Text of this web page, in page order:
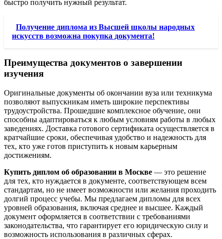
быстро получить нужный результат.
Получение диплома из Высшей школы народных
искусств возможна покупка документа!
Преимущества документов о завершении
изучения
Оригинальные документы об окончании вуза или техникума
позволяют выпускникам иметь широкие перспективы
трудоустройства. Прошедшие комплексное обучение, они
способны адаптироваться к любым условиям работы в любых
заведениях. Доставка готового сертификата осуществляется в
кратчайшие сроки, обеспечивая удобство и надежность для
тех, кто уже готов приступить к новым карьерным
достижениям.
Купить диплом об образовании в Москве — это решение
для тех, кто нуждается в документе, соответствующем всем
стандартам, но не имеет возможности или желания проходить
долгий процесс учебы. Мы предлагаем дипломы для всех
уровней образования, включая среднее и высшее. Каждый
документ оформляется в соответствии с требованиями
законодательства, что гарантирует его юридическую силу и
возможность использования в различных сферах.